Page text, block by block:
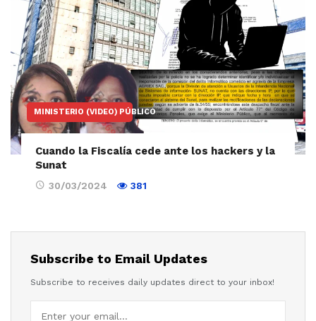
MINISTERIO (VIDEO) PÚBLICO
Cuando la Fiscalía cede ante los hackers y la
Sunat
30/03/2024 381
Subscribe to Email Updates
Subscribe to receives daily updates direct to your inbox!